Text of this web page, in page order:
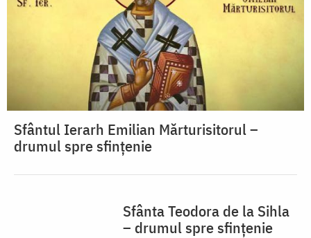
Sfântul Ierarh Emilian Mărturisitorul –
drumul spre sfințenie
Sfânta Teodora de la Sihla
– drumul spre sfințenie